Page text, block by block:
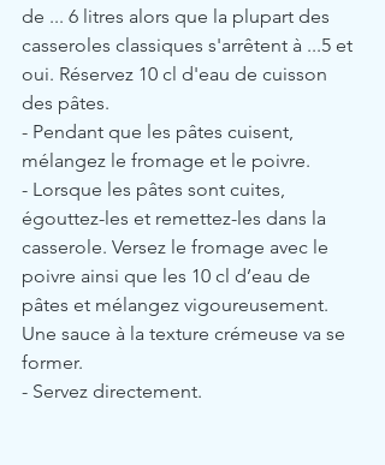
de ... 6 litres alors que la plupart des
casseroles classiques s'arrêtent à ...5 et
oui. Réservez 10 cl d'eau de cuisson
des pâtes.
- Pendant que les pâtes cuisent,
mélangez le fromage et le poivre.
- Lorsque les pâtes sont cuites,
égouttez-les et remettez-les dans la
casserole. Versez le fromage avec le
poivre ainsi que les 10 cl d’eau de
pâtes et mélangez vigoureusement.
Une sauce à la texture crémeuse va se
former.
- Servez directement.